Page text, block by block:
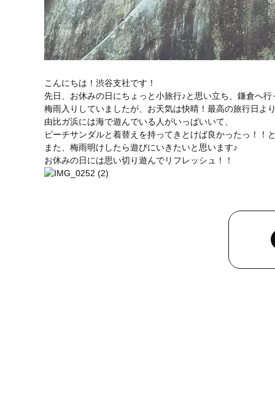
こんにちは！渋谷支社です！
先日、お休みの日にちょっと小旅行♪と思い立ち、鎌倉へ
梅雨入りしていましたが、お天気は快晴！最高の旅行日よ
由比ガ浜には海で遊んでいる人がいっぱいいて、
ビーチサンダルと着替えを持ってきとけば良かったっ！！
また、梅雨明けしたら遊びにいきたいと思います♪
お休みの日には思い切り遊んでリフレッシュ！！